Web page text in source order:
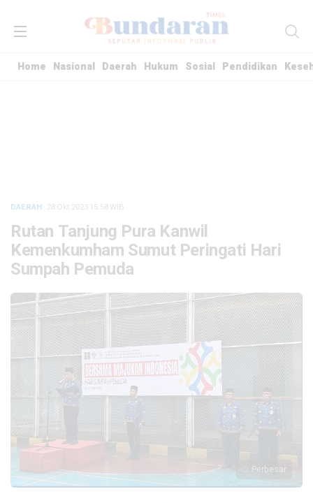
Home Nasional Daerah Hukum Sosial Pendidikan
DAERAH · 28 Okt 2023 15:58WIB
Rutan Tanjung Pura Kanwil
Kemenkumham Sumut Peringati Hari
Sumpah Pemuda
Perbesar